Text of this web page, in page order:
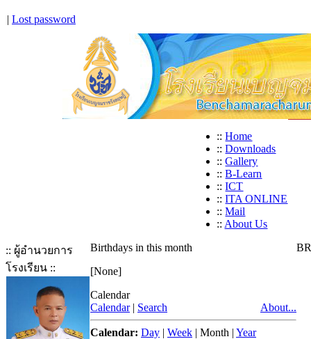
| Lost password
:: Home
:: Downloads
:: Gallery
:: B-Learn
:: ICT
:: ITA ONLINE
:: Mail
:: About Us
:: ผู้อำนวยการ
โรงเรียน ::
Birthdays in this month
[None]
Calendar
Calendar | Search About...
Calendar: Day | Week | Month | Year